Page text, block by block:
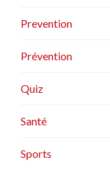
Prevention
Prévention
Quiz
Santé
Sports